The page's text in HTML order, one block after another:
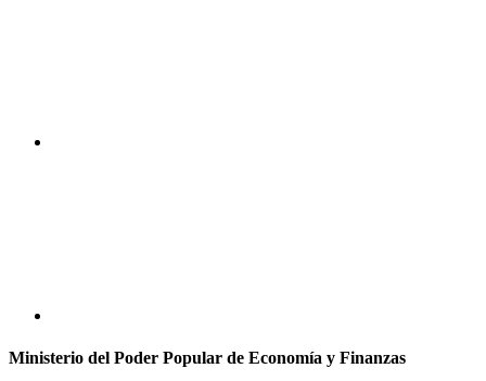
Ministerio del Poder Popular de Economía y Finanzas